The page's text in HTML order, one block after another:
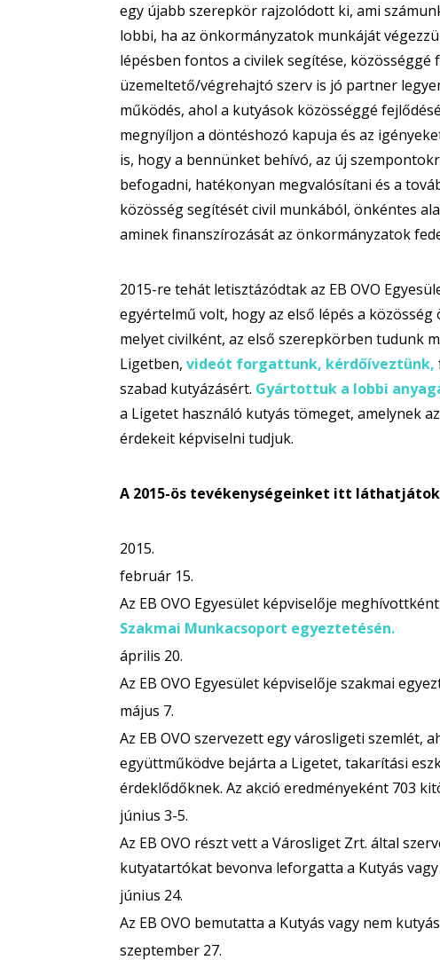
egy újabb szerepkör rajzolódott ki, ami
lobbi, ha az önkormányzatok munkáját
lépésben fontos a civilek segítése,
üzemeltető/végrehajtó szerv is jó partner
működés, ahol a kutyások közösséggé
megnyíljon a döntéshozó kapuja és az
is, hogy a bennünket behívó, az új
befogadni, hatékonyan megvalósítani és a
közösség segítését civil munkából, önkéntes
aminek finanszírozását az önkormányzatok
2015-re tehát letisztázódtak az EB OVO
egyértelmű volt, hogy az első lépés a
melyet civilként, az első szerepkörben tudunk
Ligetben, videót forgattunk, kérdőíveztünk,
szabad kutyázásért. Gyártottuk a lobbi
a Ligetet használó kutyás tömeget, amelynek
érdekeit képviselni tudjuk.
A 2015-ös tevékenységeinket itt
2015.
február 15.
Az EB OVO Egyesület képviselője
Szakmai Munkacsoport egyeztetésén.
április 20.
Az EB OVO Egyesület képviselője szakmai
május 7.
Az EB OVO szervezett egy városligeti szemlét,
együttműködve bejárta a Ligetet, takarítási
érdeklődőknek. Az akció eredményeként 703
június 3-5.
Az EB OVO részt vett a Városliget Zrt. által
kutyatartókat bevonva leforgatta a Kutyás
június 24.
Az EB OVO bemutatta a Kutyás vagy nem
szeptember 27.